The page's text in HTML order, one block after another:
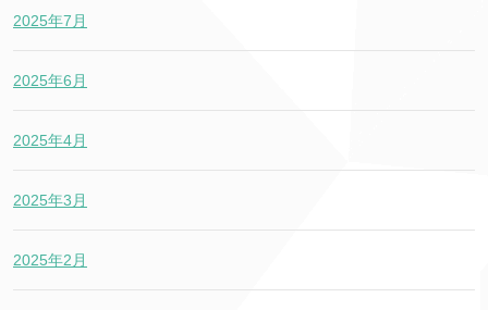
2025年7月
2025年6月
2025年4月
2025年3月
2025年2月